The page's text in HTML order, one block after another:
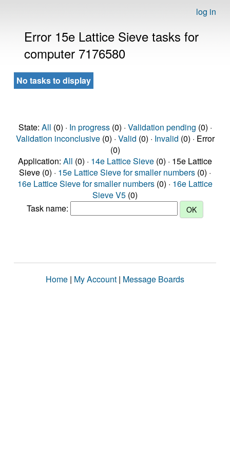
log in
Error 15e Lattice Sieve tasks for
computer 7176580
No tasks to display
State: All (0) · In progress(0) · Validation pending (0) ·
Validation inconclusive(0) · Valid (0) · Invalid (0) · Error
(0)
Application: All (0) · 14e Lattice Sieve (0) · 15e Lattice
Sieve (0) · 15e Lattice Sieve for smaller numbers (0) ·
16e Lattice Sieve for smaller numbers (0) · 16e Lattice
Sieve V5 (0)
Task name:
Home | My Account | Message Boards